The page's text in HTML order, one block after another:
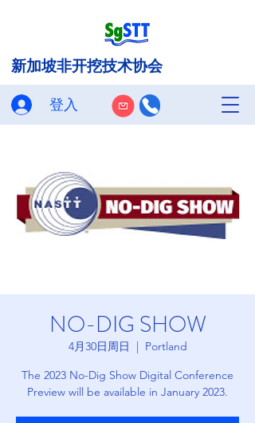
登入
新加坡非开挖技术协会
NO-DIG SHOW
4月30日周日
  |
Portland
The 2023 No-Dig Show Digital Conference
Preview will be available in January 2023.